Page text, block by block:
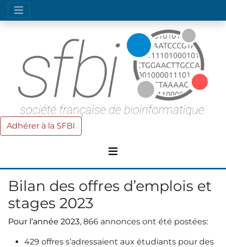
Adhérer à la SFBI
Bilan des offres d’emplois et
stages 2023
Pour l’année 2023, 866 annonces ont été postées:
429 offres s’adressaient aux étudiants pour des